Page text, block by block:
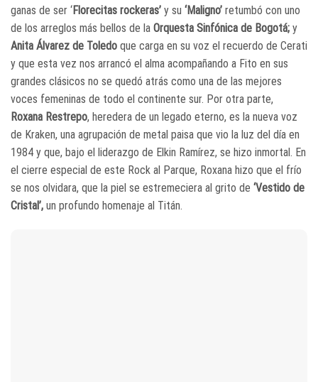
ganas de ser ‘Florecitas rockeras’ y su ‘Maligno’ retumbó con uno
de los arreglos más bellos de la Orquesta Sinfónica de Bogotá; y
Anita Álvarez de Toledo que carga en su voz el recuerdo de Cerati
y que esta vez nos arrancó el alma acompañando a Fito en sus
grandes clásicos no se quedó atrás como una de las mejores
voces femeninas de todo el continente sur. Por otra parte,
Roxana Restrepo, heredera de un legado eterno, es la nueva voz
de Kraken, una agrupación de metal paisa que vio la luz del día en
1984 y que, bajo el liderazgo de Elkin Ramírez, se hizo inmortal. En
el cierre especial de este Rock al Parque, Roxana hizo que el frío
se nos olvidara, que la piel se estremeciera al grito de ‘Vestido de
Cristal’, un profundo homenaje al Titán.